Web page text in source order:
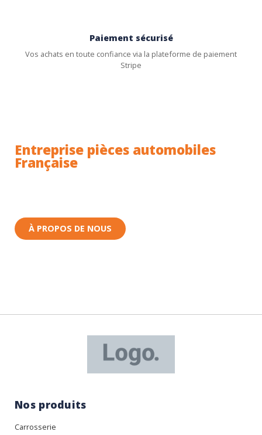
Paiement sécurisé
Vos achats en toute confiance via la plateforme de paiement
Stripe
Entreprise pièces automobiles
Française
À PROPOS DE NOUS
Nos produits
Carrosserie